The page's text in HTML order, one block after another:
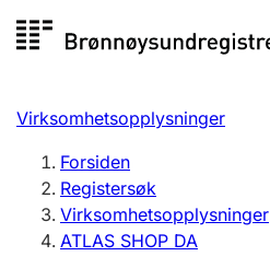
til
Registersøk
Aksjeselskap
Enkeltpersonforetak
Registrere, endre, slette
Virksomhetsopplysninger
Forsiden
Registersøk
Virksomhetsopplysninger
ATLAS SHOP DA